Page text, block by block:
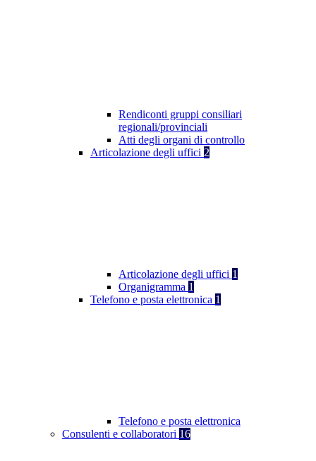
Rendiconti gruppi consiliari
regionali/provinciali
Atti degli organi di controllo
Articolazione degli uffici 2
Articolazione degli uffici 1
Organigramma 1
Telefono e posta elettronica 1
Telefono e posta elettronica
Consulenti e collaboratori 16